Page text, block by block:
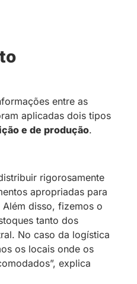
entre as
aplicadas dois tipos
e de produção.
rigorosamente
apropriadas para
disso, fizemos o
tanto dos
No caso da logística
os locais onde os
explica